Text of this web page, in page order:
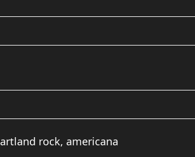
rock, americana